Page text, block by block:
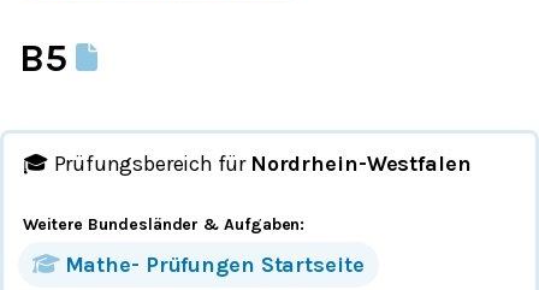
B5
🎓 Prüfungsbereich für Nordrhein-Westfalen
Weitere Bundesländer & Aufgaben:
Mathe- Prüfungen Startseite